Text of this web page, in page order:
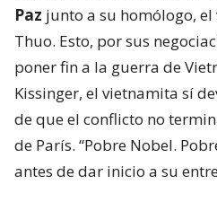
Paz junto a su homólogo,
Thuo. Esto, por sus
poner fin a la guerra de
Kissinger, el vietnamita sí
de que el conflicto no
de París. “Pobre Nobel.
antes de dar inicio a su